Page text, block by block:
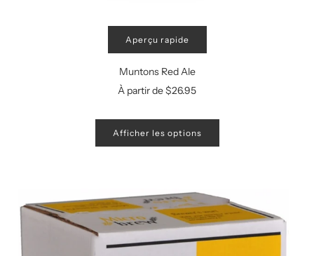
Aperçu rapide
Muntons Red Ale
À partir de$26.95
Afficher les options